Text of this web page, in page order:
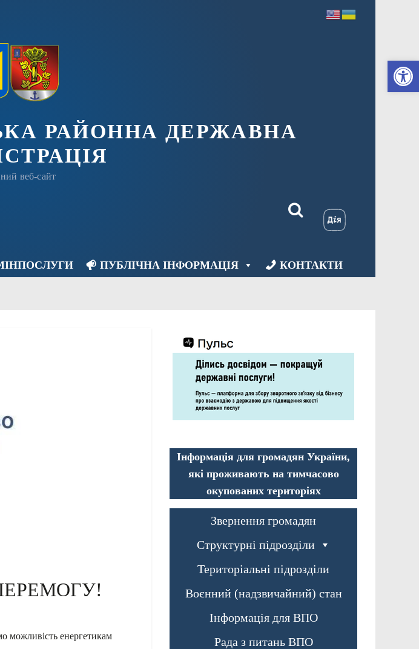
РАЙОННА ДЕРЖАВНА
веб-сайт
ПУБЛІЧНА ІНФОРМАЦІЯ КОНТАКТИ
можливість енергетикам
Інформація для громадян України,
які проживають на тимчасово
окупованих територіях
Звернення громадян
Структурні підрозділи
Територіальні підрозділи
Воєнний (надзвичайний) стан
Інформація для ВПО
Рада з питань ВПО